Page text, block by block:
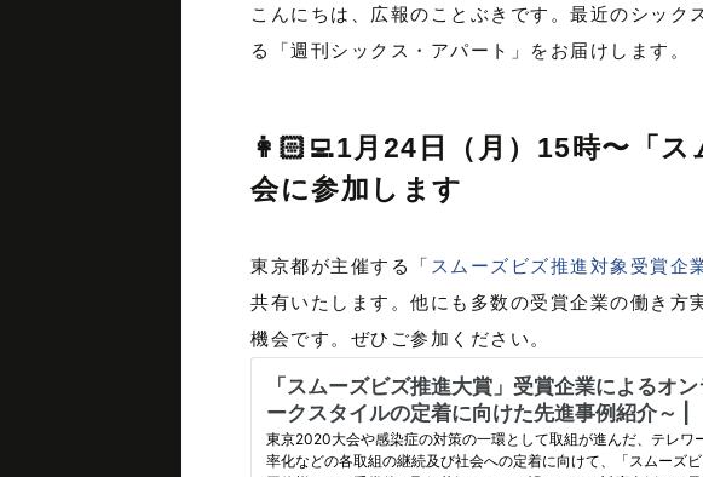
こんにちは、広報のことぶきです。最近のシッ
る「週刊シックス・アパート」をお届けします。
👩🏻‍💻1月24日（月）15時〜「
会に参加します
東京都が主催する「 スムーズビズ推進対象受賞
共有いた します。他にも多数の受賞企業の働き方
機会です。ぜひご参加ください。